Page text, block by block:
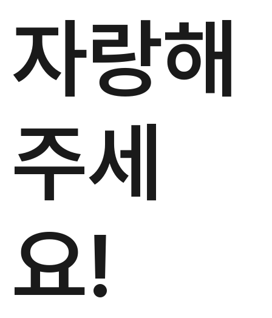
자랑해
주세
요!